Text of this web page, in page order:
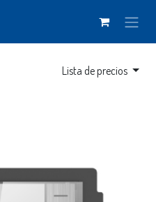
Lista de precios